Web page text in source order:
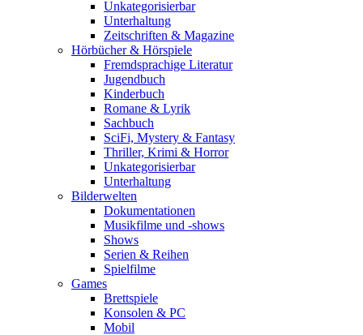
Unkategorisierbar
Unterhaltung
Zeitschriften & Magazine
Hörbücher & Hörspiele
Fremdsprachige Literatur
Jugendbuch
Kinderbuch
Romane & Lyrik
Sachbuch
SciFi, Mystery & Fantasy
Thriller, Krimi & Horror
Unkategorisierbar
Unterhaltung
Bilderwelten
Dokumentationen
Musikfilme und -shows
Shows
Serien & Reihen
Spielfilme
Games
Brettspiele
Konsolen & PC
Mobil